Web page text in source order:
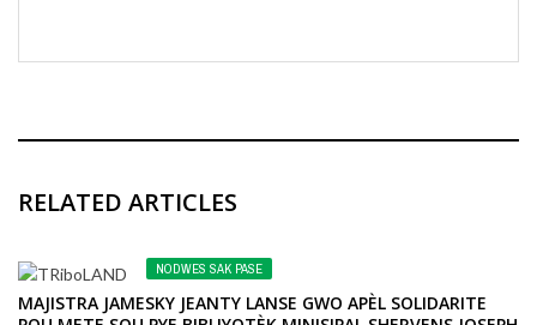
RELATED ARTICLES
NODWES SAK PASE
MAJISTRA JAMESKY JEANTY LANSE GWO APÈL SOLIDARITE